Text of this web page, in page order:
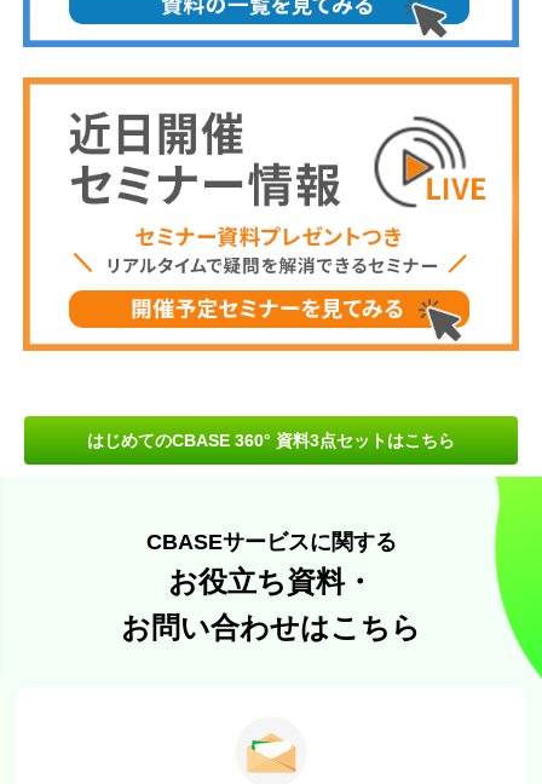
はじめてのCBASE 360° 資料3点セットはこちら
CBASEサービスに関する
お役立ち資料・
お問い合わせはこちら